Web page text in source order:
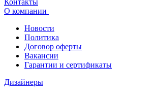
Контакты
О компании
Новости
Политика
Договор оферты
Вакансии
Гарантии и сертификаты
Дизайнеры